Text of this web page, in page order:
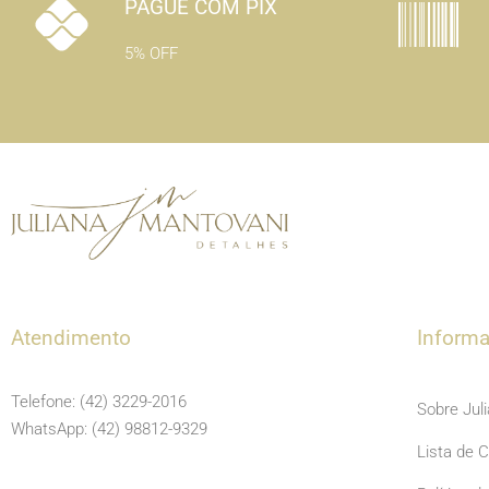
PAGUE COM PIX
5% OFF
Atendimento
Telefone: (42) 3229-2016
WhatsApp: (42) 98812-9329
Sobre
Lista de